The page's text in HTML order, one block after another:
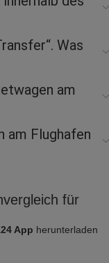
Was
am
am Flughafen
für
App herunterladen